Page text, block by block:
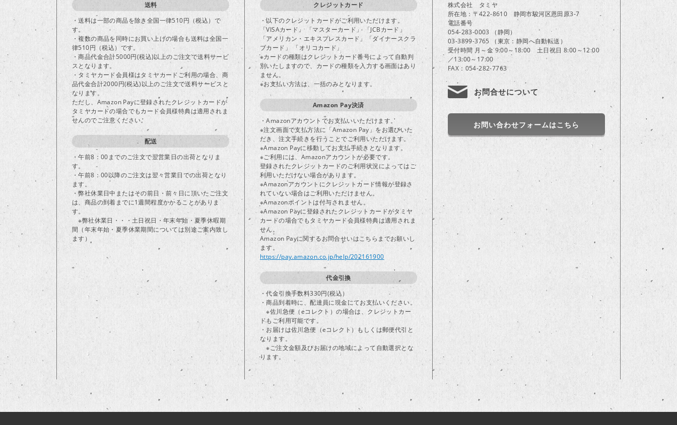
送料
・送料は一部の商品を除き全国一律510円（税込）で
す。
・複数の商品を同時にお買い上げの場合も送料は全国一
律510円（税込）です。
・商品代金合計5000円(税込)以上のご注文で送料サービ
スとなります。
・タミヤカード会員様はタミヤカードご利用の場合、商
品代金合計2000円(税込)以上のご注文で送料サービスと
なります。
ただし、Amazon Payに登録されたクレジットカードが
タミヤカードの場合でもカード会員様特典は適用されま
せんのでご注意ください。
配送
・午前8：00までのご注文で翌営業日の出荷となりま
す。
・午前8：00以降のご注文は翌々営業日での出荷となり
ます。
・弊社休業日中またはその前日・前々日に頂いたご注文
は、商品の到着までに1週間程度かかることがありま
す。
※弊社休業日・・・土日祝日・年末年始・夏季休暇期
間（年末年始・夏季休業期間については別途ご案内致し
ます）
クレジットカード
・以下のクレジットカードがご利用いただけます。
「VISAカード」 「マスターカード」 「JCBカード」
「アメリカン・エキスプレスカード」「ダイナースクラ
ブカード」 「オリコカード」
※カードの種類はクレジットカード番号によって自動判
別いたしますので、カードの種類を入力する画面はあり
ません。
※お支払い方法は、一括のみとなります。
Amazon Pay決済
・Amazonアカウントでお支払いいただけます。
※注文画面で支払方法に「Amazon Pay」をお選びいた
だき、注文手続きを行うことでご利用いただけます。
※Amazon Payに移動してお支払手続きとなります。
※ご利用には、Amazonアカウントが必要です。
登録されたクレジットカードのご利用状況によってはご
利用いただけない場合があります。
※Amazonアカウントにクレジットカード情報が登録さ
れていない場合はご利用いただけません。
※Amazonポイントは付与されません。
※Amazon Payに登録されたクレジットカードがタミヤ
カードの場合でもタミヤカード会員様特典は適用されま
せん。
Amazon Payに関するお問合せいはこちらまでお願いし
ます。
https://pay.amazon.co.jp/help/202161900
代金引換
・代金引換手数料330円(税込）
・商品到着時に、配達員に現金にてお支払いください。
※佐川急便（eコレクト）の場合は、クレジットカー
ドもご利用可能です。
・お届けは佐川急便（eコレクト）もしくは郵便代引と
なります。
※ご注文金額及びお届けの地域によって自動選択とな
ります。
株式会社 タミヤ
所在地：〒422-8610 静岡市駿河区恩田原3-7
電話番号
054-283-0003 （静岡）
03-3899-3765 （東京：静岡へ自動転送）
受付時間 月～金 9:00～18:00 土日祝日 8:00～12:00
／13:00～17:00
FAX：054-282-7763
お問合せについて
お問い合わせフォームはこちら